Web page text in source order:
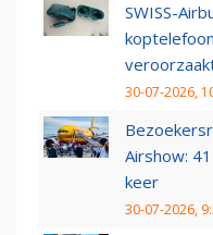
SWISS-
30-07-2026,
Airshow:
keer
30-07-2026,